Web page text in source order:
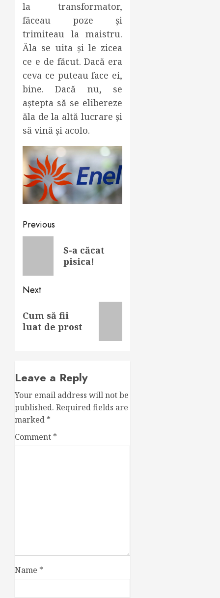
la transformator,
făceau poze și
trimiteau la maistru.
Ăla se uita și le zicea
ce e de făcut. Dacă era
ceva ce puteau face ei,
bine. Dacă nu, se
aștepta să se elibereze
ăla de la altă lucrare și
să vină și acolo.
Post
navigation
Previous
S-a căcat
pisica!
Next
post:
Cum să fii
luat de prost
Leave a Reply
Your email address will not be
published. Required fields are
marked *
Comment *
Name *